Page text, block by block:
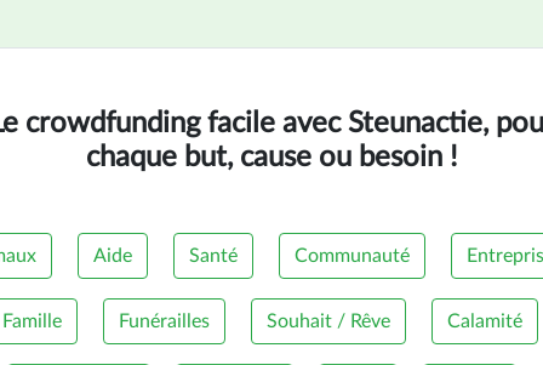
crowdfunding facile avec Steunactie,
chaque but, cause ou besoin !
Aide Santé Communauté
Famille Funérailles Souhait / Rêve Calamité